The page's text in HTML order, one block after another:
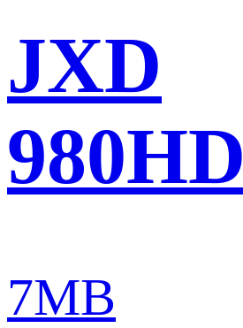
JXD
980HD
7MB